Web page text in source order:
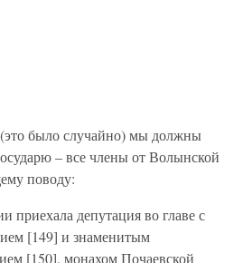
было случайно) мы должны
– все члены от Волынской
поводу:
приехала депутация во главе с
[149] и знаменитым
[150], монахом Почаевской